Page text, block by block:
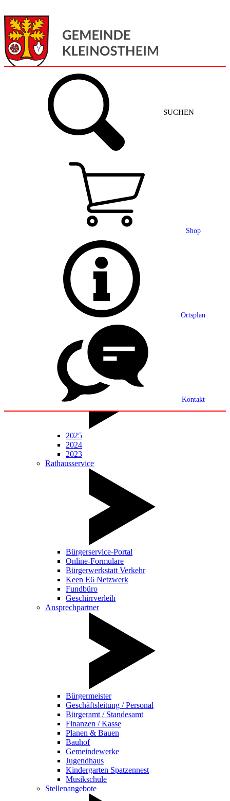
SUCHEN
Shop
Ortsplan
Kontakt
Gemeinde + Service
Grußwort
Ortsplan
Partnerschaft
Statistik
Mitteilungsblatt
2025
2024
2023
Rathausservice
Bürgerservice-Portal
Online-Formulare
Bürgerwerkstatt Verkehr
Keen E6 Netzwerk
Fundbüro
Geschirrverleih
Ansprechpartner
Bürgermeister
Geschäftsleitung / Personal
Bürgeramt / Standesamt
Finanzen / Kasse
Planen & Bauen
Bauhof
Gemeindewerke
Jugendhaus
Kindergarten Spatzennest
Musikschule
Stellenangebote